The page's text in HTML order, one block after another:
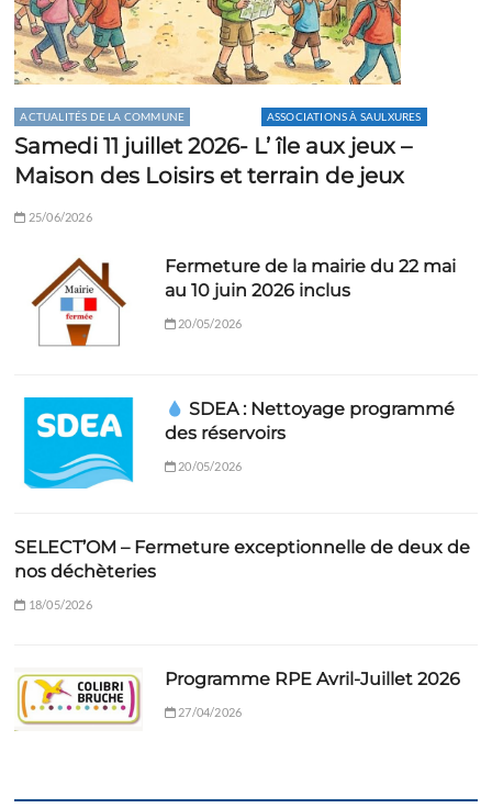
ACTUALITÉS DE LA COMMUNE ASSOCIATIONS À SAULXURES
Samedi 11 juillet 2026- L’ île aux jeux –
Maison des Loisirs et terrain de jeux
25/06/2026
Fermeture de la mairie du 22 mai
au 10 juin 2026 inclus
20/05/2026
SDEA : Nettoyage programmé
des réservoirs
20/05/2026
SELECT’OM – Fermeture exceptionnelle de deux de
nos déchèteries
18/05/2026
Programme RPE Avril-Juillet 2026
27/04/2026